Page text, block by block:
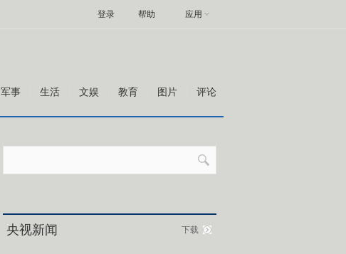
帮助 应用
登录
军事 生活 文娱 教育 图片 评论
央视新闻 下载